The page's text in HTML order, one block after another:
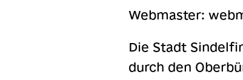
Webmaster:
Die Stadt
durch den